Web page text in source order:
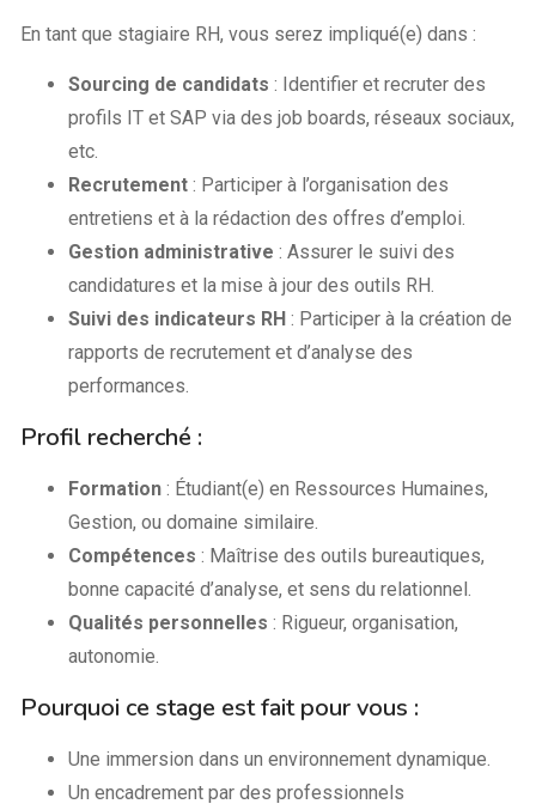
En tant que stagiaire RH, vous serez impliqué(e) dans :
Sourcing de candidats : Identifier et recruter des
profils IT et SAP via des job boards, réseaux sociaux,
etc.
Recrutement: Participer à l’organisation des
entretiens et à la rédaction des offres d’emploi.
Gestion administrative : Assurer le suivi des
candidatures et la mise à jour des outils RH.
Suivi des indicateurs RH: Participer à la création de
rapports de recrutement et d’analyse des
performances.
Profil recherché :
Formation: Étudiant(e) en Ressources Humaines,
Gestion, ou domaine similaire.
Compétences : Maîtrise des outils bureautiques,
bonne capacité d’analyse, et sens du relationnel.
Qualités personnelles : Rigueur, organisation,
autonomie.
Pourquoi ce stage est fait pour vous :
Une immersion dans un environnement dynamique.
Un encadrement par des professionnels